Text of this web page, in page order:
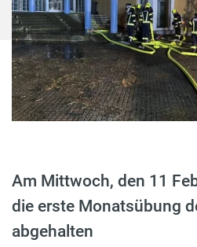
Am Mittwoch, den 11
die erste Monatsübung
abgehalten